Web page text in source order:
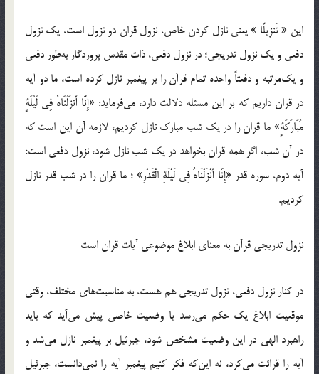
این « تَنزِیلًا » یعنی نازل کردن خاص، نزول قران دو نزول است، یک نزول
دفعی و یک نزول تدریجی؛ در نزول دفعی، ذات مقدس پروردگار به‌طور دفعی
و یک‌مرتبه و دفعتاً واحده تمام قرآن را بر پیغمبر نازل کرده است، ما دو آیه
در قران داریم که بر این مسئله دلالت دارد، می‌فرماید: «إِنَّا أَنزَلْنَاهُ فِی لَیْلَةٍ
مُبَارَکَةٍ» ما قران را در یک شب مبارک نازل کردیم، لازمه آن این است که
در آن شب، اگر همه قران بخواهد در یک شب نازل شود، نزول دفعی است؛
آیه دوم، سوره قدر «إِنَّا أَنْزَلْنَاهُ فِی لَیْلَةِ الْقَدْرِ» ؛ ما قران را در شب قدر نازل
کردیم.
نزول تدریجی قرآن به معنای ابلاغ موضوعی آیات قران است
در کنار نزول دفعی، نزول تدریجی هم هست، به مناسبت‌های مختلف، وقتی
موقعیت ابلاغ یک حکم می‌رسد یا وضعیت خاصی پیش می‌آید که باید
راهبرد الهی در این وضعیت مشخص شود، جبرئیل بر پیغمبر نازل می‌شد و
آیه را قرائت می‌کرد، نه این‌که فکر کنیم پیغمبر آیه را نمی‌دانست، جبرئیل